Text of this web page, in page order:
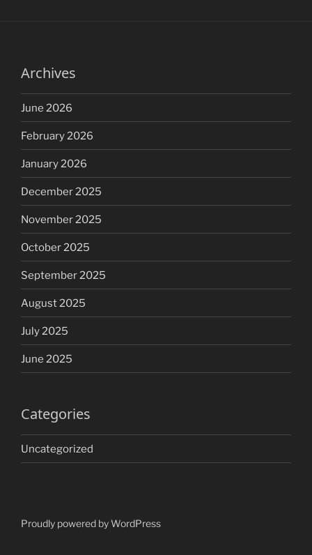
Archives
June 2026
February 2026
January 2026
December 2025
November 2025
October 2025
September 2025
August 2025
July 2025
June 2025
Categories
Uncategorized
Proudly powered by WordPress